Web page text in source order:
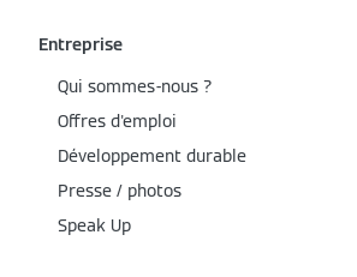
Entreprise
Qui sommes-nous ?
Offres d'emploi
Développement durable
Presse / photos
Speak Up